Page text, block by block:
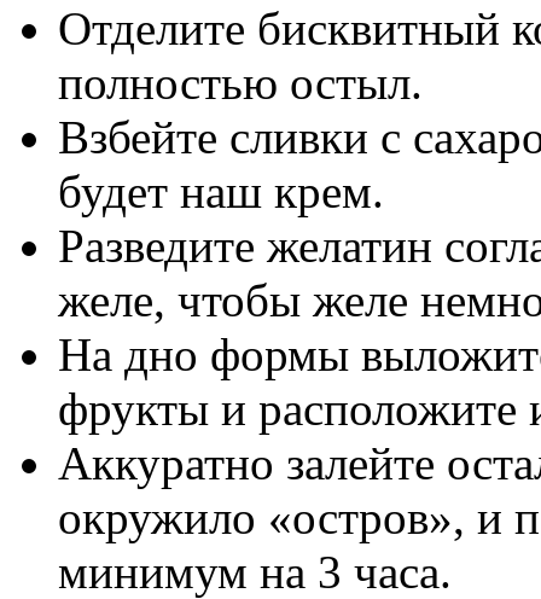
Отделите бисквитный
полностью остыл.
Взбейте сливки с
будет наш крем.
Разведите желатин
желе, чтобы желе
На дно формы
фрукты и расположите
Аккуратно залейте
окружило «остров», и
минимум на 3 часа.